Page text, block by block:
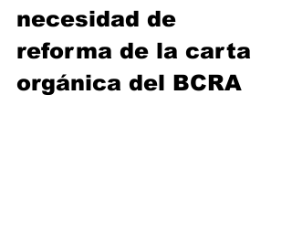
necesidad de
reforma de la carta
orgánica del BCRA